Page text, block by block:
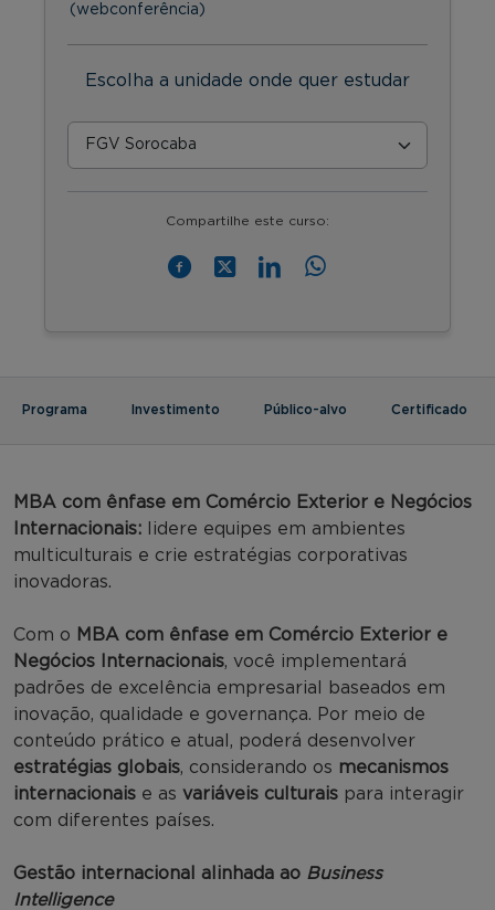
(webconferência)
Escolha a unidade onde quer estudar
Compartilhe este curso:
Programa Investimento Público-alvo Certificado
MBA com ênfase em Comércio Exterior e Negócios
Internacionais: lidere equipes em ambientes
multiculturais e crie estratégias corporativas
inovadoras.
Com o MBA com ênfase em Comércio Exterior e
Negócios Internacionais, você implementará
padrões de excelência empresarial baseados em
inovação, qualidade e governança. Por meio de
conteúdo prático e atual, poderá desenvolver
estratégias globais, considerando os mecanismos
internacionais e as variáveis culturais para interagir
com diferentes países.
Gestão internacional alinhada ao Business
Intelligence